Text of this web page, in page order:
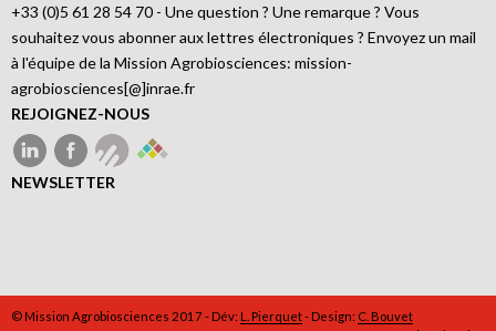
+33 (0)5 61 28 54 70 - Une question ? Une remarque ? Vous
souhaitez vous abonner aux lettres électroniques ? Envoyez un mail
à l'équipe de la Mission Agrobiosciences: mission-
agrobiosciences[@]inrae.fr
REJOIGNEZ-NOUS
NEWSLETTER
© Mission Agrobiosciences 2017 - Dév: L. Pierquet- Design: C. Bouvet